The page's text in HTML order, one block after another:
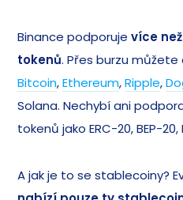
Binance podporujevíce
tokenů. Přes burzu
Bitcoin,Ethereum,Ripple,
Solana. Nechybí ani
tokenů jako ERC-20, BEP-20,
A jak je to se stablecoiny?